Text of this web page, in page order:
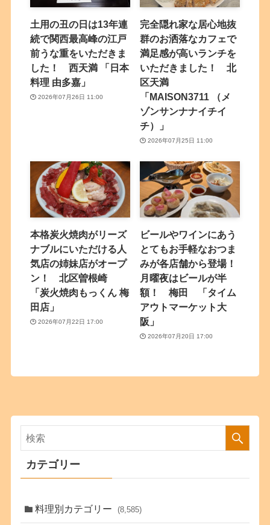
土用の丑の日は13年連
続で関西最高峰の江戸
前うな重をいただきま
した！ 西天満 「日本
料理 由多嘉」
2026年07月26日 11:00
完全隠れ家な居心地抜
群のお洒落なカフェで
満足感が高いランチを
いただきました！ 北
区天満
「MAISON3711 （メ
ゾンサンナナイチイ
チ）」
2026年07月25日 11:00
本格炭火焼肉がリーズ
ナブルにいただける人
気店の姉妹店がオープ
ン！ 北区曽根崎
「炭火焼肉もっくん 梅
田店」
2026年07月22日 17:00
ビールやワインにあう
とてもお手軽なおつま
みが各店舗から登場！
月曜夜はビールが半
額！ 梅田 「タイム
アウトマーケット大
阪」
2026年07月20日 17:00
カテゴリー
料理別カテゴリー (8,585)